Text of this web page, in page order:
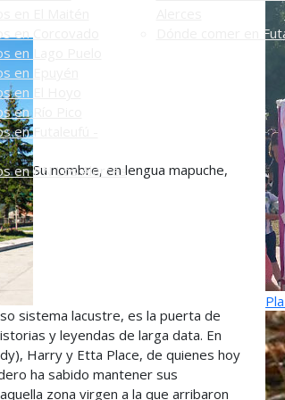
en Corcovado
en Lago Puelo
en Epuyén
en El Hoyo
en Río Pico
en Futaleufú -
en PN Los Alerces
Dónde comer en
Su nombre, en lengua mapuche,
sistema lacustre, es la puerta de
y leyendas de larga data. En
Harry y Etta Place, de quienes hoy
ha sabido mantener sus
zona virgen a la que arribaron